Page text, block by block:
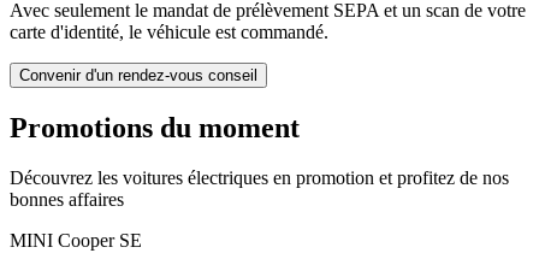
Avec seulement le mandat de prélèvement SEPA et un scan de votre
carte d'identité, le véhicule est commandé.
Convenir d'un rendez-vous conseil
Promotions du moment
Découvrez les voitures électriques en promotion et profitez de nos
bonnes affaires
MINI Cooper SE